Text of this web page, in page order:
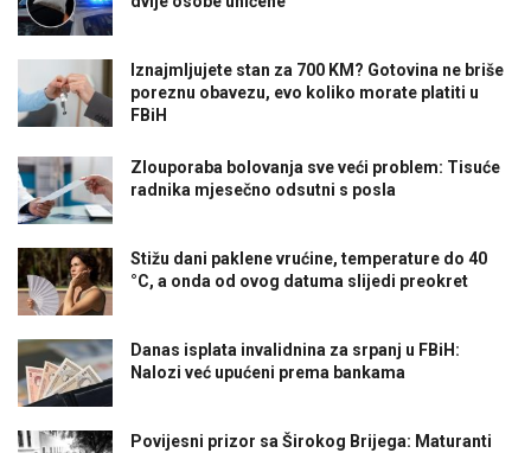
Iznajmljujete stan za 700 KM? Gotovina ne briše
poreznu obavezu, evo koliko morate platiti u
FBiH
Zlouporaba bolovanja sve veći problem: Tisuće
radnika mjesečno odsutni s posla
Stižu dani paklene vrućine, temperature do 40
°C, a onda od ovog datuma slijedi preokret
Danas isplata invalidnina za srpanj u FBiH:
Nalozi već upućeni prema bankama
Povijesni prizor sa Širokog Brijega: Maturanti